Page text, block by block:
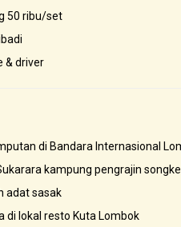
50 ribu/set
& driver
di Bandara Internasional
kampung pengrajin
adat sasak
di lokal resto Kuta Lombok